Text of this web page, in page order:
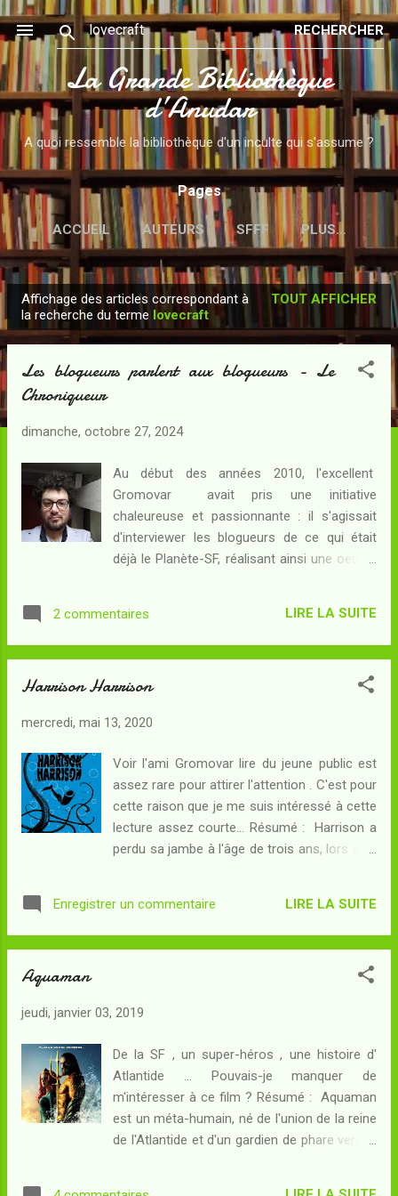
Accéder au contenu principal
La Grande Bibliothèque
d’Anudar
A quoi ressemble la bibliothèque d'un inculte qui s'assume ?
Pages
ACCUEIL AUTEURS SFFF PLUS…
r
Affichage des articles correspondant à
la recherche du terme lovecraft
TOUT AFFICHER
Les blogueurs parlent aux blogueurs - Le
Chroniqueur
dimanche, octobre 27, 2024
Au début des années 2010, l'excellent
Gromovar avait pris une initiative
chaleureuse et passionnante : il s'agissait
d'interviewer les blogueurs de ce qui était
déjà le Planète-SF, réalisant ainsi une oeuvre
communauté a changé : des anciens sont
partis, d'autres sont toujours là, et des
moi, est revenu de faire le point et de nous
aspirations et nos liens communs. Avec la
concept, je reprends par conséquent la
rubrique Les blogueurs parlent aux
blogueurs ! Et aujourd'hui, c'est au tour du
Chroniqueur de nous parler de lui/d’elle... 1.
Bonjour, peux-tu te présenter en deux mots
néant) Je suis Marc, alias le Chroniqueur. Je
2 commentaires LIRE LA SUITE
Harrison Harrison
mercredi, mai 13, 2020
Voir l'ami Gromovar lire du jeune public est
assez rare pour attirer l'attention . C'est pour
cette raison que je me suis intéressé à cette
lecture assez courte... Résumé : Harrison a
perdu sa jambe à l'âge de trois ans, lors d'un
biologiste marine, l'arrache un jour à la
Californie pour une campagne d'étude en
céphalopode marin très mal connu. Pour
oppressante : réseaux mobiles absents,
difformes et taiseux... Et pour couronner le
tout, voici que sa mère disparaît en mer
quelques jours après leur arrivée ! L'irruption
de sa tante va l'inciter à mener sa propre
enquête... Quels sont les ignobles secrets de
je ne connais rien ou presque de l'oeuvre de
Enregistrer un commentaire LIRE LA SUITE
Aquaman
jeudi, janvier 03, 2019
De la SF , un super-héros , une histoire d'
Atlantide ... Pouvais-je manquer de
m'intéresser à ce film ? Résumé : Aquaman
est un méta-humain, né de l'union de la reine
de l'Atlantide et d'un gardien de phare venu à